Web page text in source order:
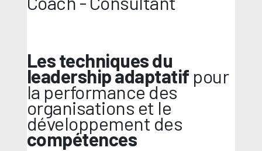
Les techniques du
leadership adaptatif pour
la performance des
organisations et le
développement des
compétences